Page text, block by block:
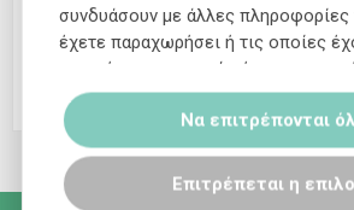
ΥΠΟΒΟΛΉ
συνδυάσουν με άλλες πληροφορίες
έχετε παραχωρήσει ή τις οποίες
σε σχέση με την από μέρους σας
υπηρεσιών τους.
Επιτρέπεται η
Να επιτρέπονται